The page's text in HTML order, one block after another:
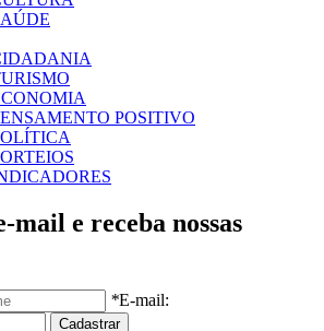
POSITIVO
mail e receba nossas
*E-mail: